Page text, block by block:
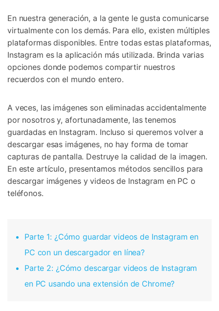
Reparación de Móviles
Protección del Móvil
Iniciar sesión
En nuestra generación, a la gente le gusta comunicarse
virtualmente con los demás. Para ello, existen múltiples
plataformas disponibles. Entre todas estas plataformas,
Instagram es la aplicación más utilizada. Brinda varias
opciones donde podemos compartir nuestros
recuerdos con el mundo entero.
A veces, las imágenes son eliminadas accidentalmente
por nosotros y, afortunadamente, las tenemos
guardadas en Instagram. Incluso si queremos volver a
descargar esas imágenes, no hay forma de tomar
capturas de pantalla. Destruye la calidad de la imagen.
En este artículo, presentamos métodos sencillos para
descargar imágenes y videos de Instagram en PC o
teléfonos.
Parte 1: ¿Cómo guardar videos de Instagram en
PC con un descargador en línea?
Parte 2: ¿Cómo descargar videos de Instagram
en PC usando una extensión de Chrome?